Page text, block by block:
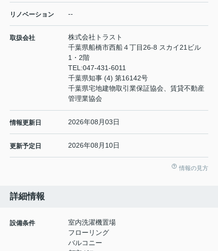
リノベーション --
取扱会社
株式会社トラスト
千葉県船橋市西船４丁目26-8 スカイ21ビル
1・2階
TEL:047-431-6011
千葉県知事 (4) 第16142号
千葉県宅地建物取引業保証協会、賃貸不動産
管理業協会
情報更新日 2026年08月03日
更新予定日 2026年08月10日
情報の見方
詳細情報
設備条件
室内洗濯機置場
フローリング
バルコニー